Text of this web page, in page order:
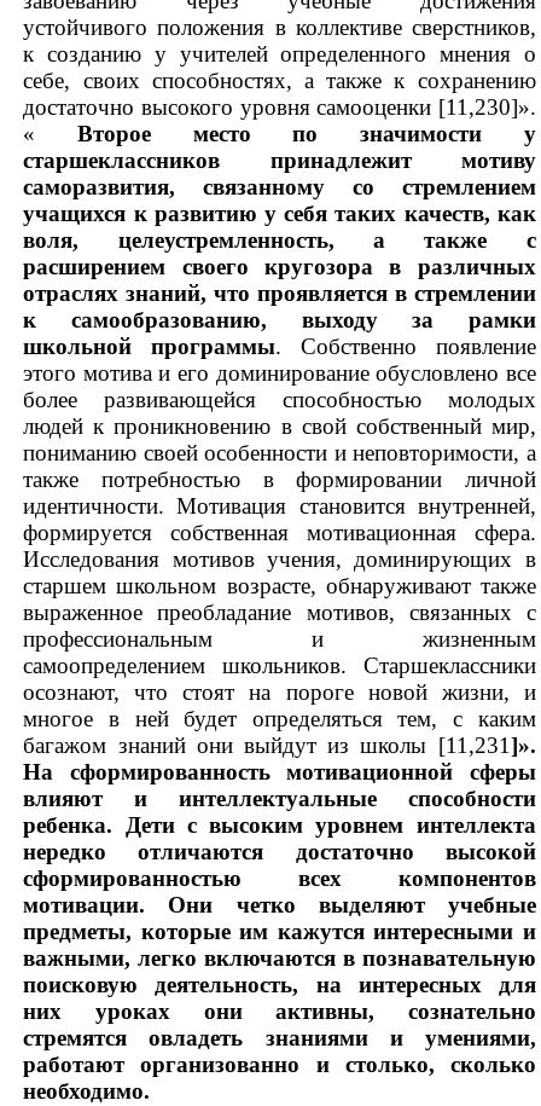
устойчивого положения в коллективе сверстников,
к созданию у учителей определенного мнения о
себе, своих способностях, а также к сохранению
достаточно высокого уровня самооценки [11,230]».
«Второе место по значимости у
старшеклассников принадлежит мотиву
саморазвития, связанному со стремлением
учащихся к развитию у себя таких качеств, как
воля, целеустремленность, а также с
расширением своего кругозора в различных
отраслях знаний, что проявляется в стремлении
к самообразованию, выходу
за рамки
школьной программы. Собственно появление
этого мотива и его доминирование обусловлено все
более развивающейся способностью молодых
людей к проникновению в свой собственный мир,
пониманию своей особенности и неповторимости, а
также потребностью в формировании личной
идентичности. Мотивация становится внутренней,
формируется собственная мотивационная сфера.
Исследования мотивов учения, доминирующих в
старшем школьном возрасте, обнаруживают также
выраженное преобладание мотивов, связанных с
профессиональным и жизненным
самоопределением школьников. Старшеклассники
осознают, что стоят на пороге новой жизни, и
многое в ней будет определяться тем, с каким
багажом знаний они выйдут из школы [11,231]».
На сформированность мотивационной сферы
влияют и интеллектуальные способности
ребенка. Дети с высоким уровнем интеллекта
нередко отличаются достаточно высокой
сформированностью всех компонентов
мотивации. Они четко выделяют учебные
предметы, которые им кажутся интересными и
важными, легко включаются в познавательную
поисковую деятельность, на интересных для
них уроках они активны, сознательно
стремятся овладеть знаниями и умениями,
работают организованно и столько, сколько
необходимо.